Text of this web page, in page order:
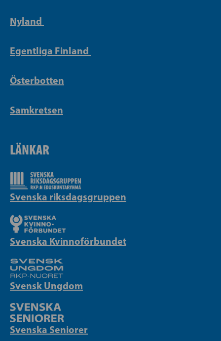
Nyland
Egentliga Finland
Österbotten
Samkretsen
LÄNKAR
Svenska riksdagsgruppen
Svenska Kvinnoförbundet
Svensk Ungdom
Svenska Seniorer